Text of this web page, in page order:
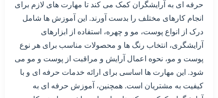
حرفه ای به آرایشگران کمک می کند تا مهارت های لازم برای
انجام کارهای مختلف را بدست آورند. این آموزش ها شامل
درک از انواع پوست، مو و چهره، استفاده از ابزارهای
آرایشگری، انتخاب رنگ ها و محصولات مناسب برای هر نوع
پوست و مو، نحوه اعمال آرایش و مراقبت از پوست و مو می
شود. این مهارت ها اساسی برای ارائه خدمات حرفه ای و با
کیفیت به مشتریان است. همچنین، آموزش حرفه ای به